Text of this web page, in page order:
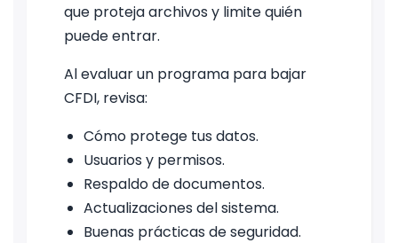
que proteja archivos y limite quién
puede entrar.
Al evaluar un programa para bajar
CFDI, revisa:
Cómo protege tus datos.
Usuarios y permisos.
Respaldo de documentos.
Actualizaciones del sistema.
Buenas prácticas de seguridad.